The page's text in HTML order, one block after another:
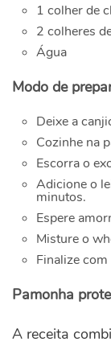
1 colher de
2 colheres
Água
Modo de
Deixe a
Cozinhe na
Escorra o
Adicione o
minutos.
Espere
Misture o
Finalize
Pamonha
A receita